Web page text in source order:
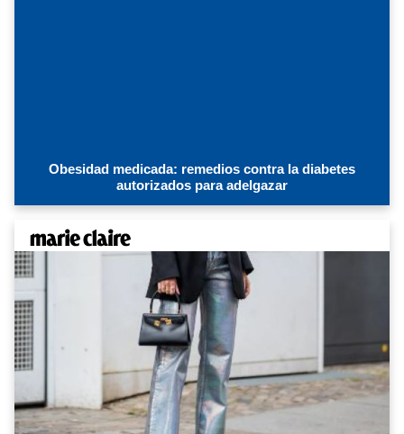
Obesidad medicada: remedios contra la diabetes
autorizados para adelgazar